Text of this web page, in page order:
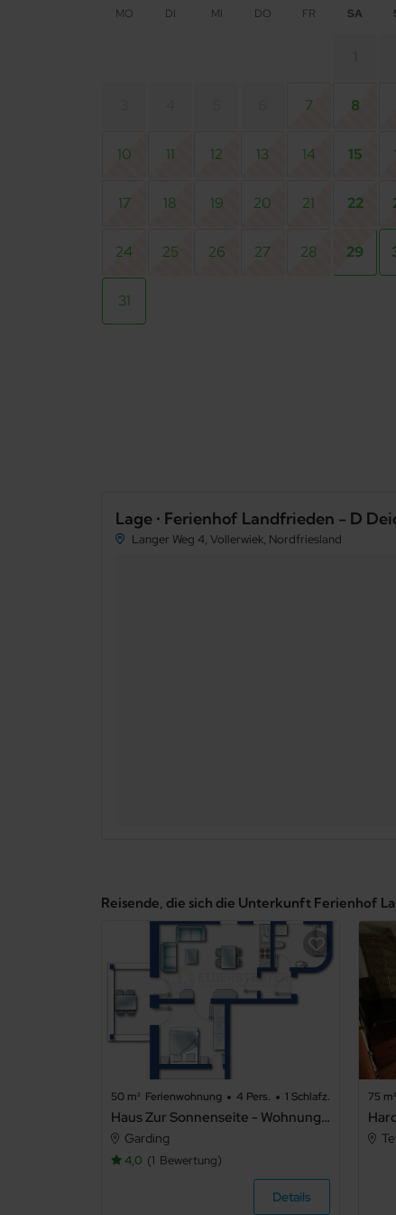
MO DI MI DO FR SA
7 8
10 11 12 13 14 15
17 18 19 20 21 22
24 25 26 27 28 29
31
Lage • Ferienhof Landfrieden - D
Langer Weg 4, Vollerwiek, Nordfriesland
Reisende, die sich die Unterkunft Ferienhof
50 m² Ferienwohnung 4 Pers. 1 Schlafz.
Haus Zur Sonnenseite - Wohnung 1 Tanja (ID 413)
Garding
4,0 1 Bewertung
Details
75 m²